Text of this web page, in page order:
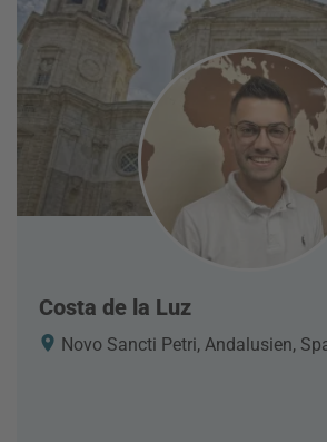
Costa de la Luz
Novo Sancti Petri, Andalusien,